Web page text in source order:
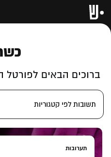
ברוכים הבאים
תשובות לפי קטגוריות
תערובות